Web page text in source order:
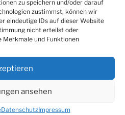
zu speichern und/oder darauf
zustimmst, können wir
eindeutige IDs auf dieser Website
nicht erteilst oder
und Funktionen
ansehen
DatenschutzImpressum
Wochenenden der Erzquell
in der Ortsmitte